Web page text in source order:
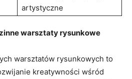
artystyczne
warsztaty⁣ rysunkowe
⁣warsztatów rysunkowych to
⁢kreatywności ‍wśród